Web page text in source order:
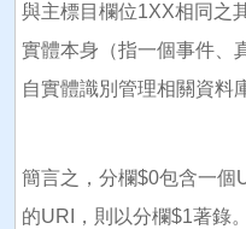
與主標目欄位1XX相同之
實體本身（指一個事件、
自實體識別管理相關資料
簡言之，分欄$0包含一個
的URI，則以分欄$1著錄